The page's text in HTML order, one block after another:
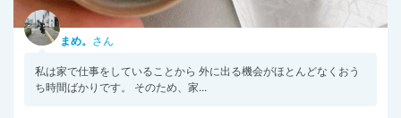
まめ。 さん
私は家で仕事をしていることから 外に出る機会がほとんどなくおう
ち時間ばかりです。 そのため、家...